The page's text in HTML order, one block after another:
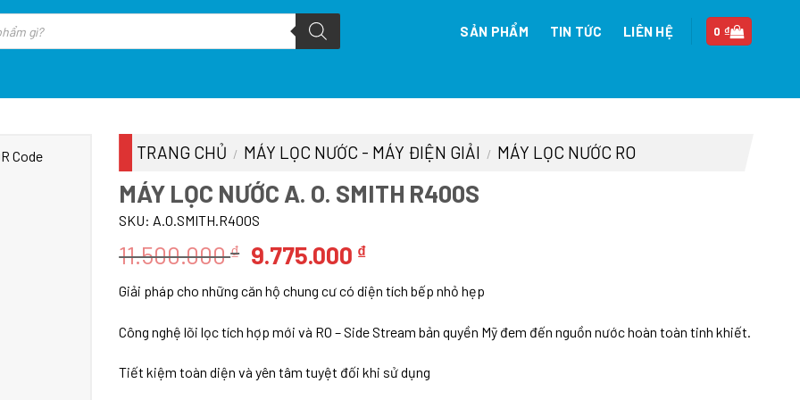
SẢN PHẨM TIN TỨC LIÊN HỆ 0₫
TRANG CHỦ / MÁY LỌC NƯỚC - MÁY ĐIỆN GIẢI / MÁY LỌC NƯỚC RO
MÁY LỌC NƯỚC A. O. SMITH R400S
SKU: A.O.SMITH.R400S
11.500.000₫ Giá
là:
11.500.000 ₫.
9.775.000 ₫Giá
tại
là:
Giải pháp cho những căn hộ chung cư có diện tích bếp nhỏ hẹp
Công nghệ lõi lọc tích hợp mới và RO – Side Stream bản quyền Mỹ đem đến nguồn nước hoàn toàn tinh khiết.
Tiết kiệm toàn diện và yên tâm tuyệt đối khi sử dụng